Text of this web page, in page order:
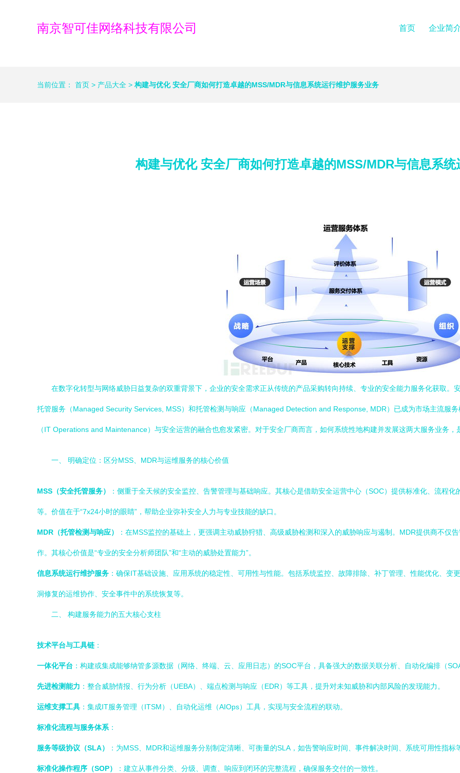
南京智可佳网络科技有限公司 首页 企业简
当前位置： 首页 > 产品大全 > 构建与优化 安全厂商如何打造卓越的MSS/MDR与信息系统运行维护服务业务
构建与优化 安全厂商如何打造卓越的MSS/MDR与信息系
在数字化转型与网络威胁日益复杂的双重背景下，企业的安全需求正从传统的产品采购转向持续、专业的安全能力服务化获取
托管服务（Managed Security Services, MSS）和托管检测与响应（Managed Detection and Response, MDR）已成为市场主流服
（IT Operations and Maintenance）与安全运营的融合也愈发紧密。对于安全厂商而言，如何系统性地构建并发展这两大服务业务，
一、 明确定位：区分MSS、MDR与运维服务的核心价值
MSS（安全托管服务） ：侧重于全天候的安全监控、告警管理与基础响应。其核心是借助安全运营中心（SOC）提供标准化、流程
等。价值在于“7x24小时的眼睛”，帮助企业弥补安全人力与专业技能的缺口。
MDR（托管检测与响应） ：在MSS监控的基础上，更强调主动威胁狩猎、高级威胁检测和深入的威胁响应与遏制。MDR提供商不仅
作。其核心价值是“专业的安全分析师团队”和“主动的威胁处置能力”。
信息系统运行维护服务 ：确保IT基础设施、应用系统的稳定性、可用性与性能。包括系统监控、故障排除、补丁管理、性能优化、
洞修复的运维协作、安全事件中的系统恢复等。
二、 构建服务能力的五大核心支柱
技术平台与工具链 ：
一体化平台 ：构建或集成能够纳管多源数据（网络、终端、云、应用日志）的SOC平台，具备强大的数据关联分析、自动化编排（
先进检测能力 ：整合威胁情报、行为分析（UEBA）、端点检测与响应（EDR）等工具，提升对未知威胁和内部风险的发现能力。
运维支撑工具 ：集成IT服务管理（ITSM）、自动化运维（AIOps）工具，实现与安全流程的联动。
标准化流程与服务体系 ：
服务等级协议（SLA） ：为MSS、MDR和运维服务分别制定清晰、可衡量的SLA，如告警响应时间、事件解决时间、系统可用性指标
标准化操作程序（SOP） ：建立从事件分类、分级、调查、响应到闭环的完整流程，确保服务交付的一致性。